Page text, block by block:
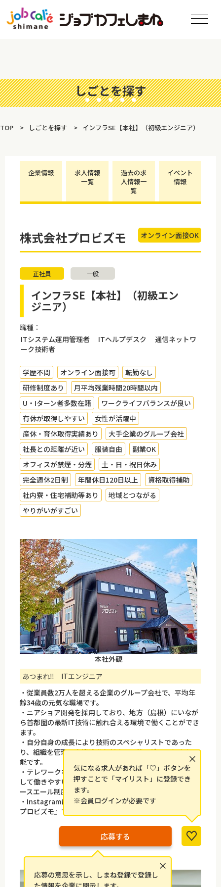
しごとを探す
TOP しごとを探す インフラSE【本社】（初級エンジニア）
企業情報
求人情報
一覧
過去の求
人情報一
覧
イベント
情報
株式会社プロビズモ オンライン面接OK
正社員 一般
インフラSE【本社】（初級エン
ジニア）
職種：
ITシステム運用管理者 ITヘルプデスク 通信ネットワ
ーク技術者
学歴不問 オンライン面接可
転勤なし
研修制度あり
月平均残業時間20時間以内
U・Iターン者多数在籍
ワークライフバランスが良い
有休が取得しやすい
女性が活躍中
産休・育休取得実績あり
大手企業のグループ会社
社長との距離が近い
服装自由
副業OK
オフィスが禁煙・分煙
土・日・祝日休み
完全週休2日制
年間休日120日以上
資格取得補助
社内寮・住宅補助等あり
地域とつながる
やりがいがすごい
本社外観
あつまれ‼ ITエンジニア
・従業員数2万人を超える企業のグループ会社で、平均年
齢34歳の元気な職場です。
・ニアショア開発を採用しており、地方（島根）にいなが
ら首都圏の最新IT技術に触れ合える環境で働くことができ
ます。
・自分自身の成長により技術のスペシャリストであった
り、組織を管理し事業推進を任される管理職への転身も可
能です。
・テレワークなど働き方も充実しており、2019年から連続
して働きやすい優良な企業として、厚生労働大臣認定「ユ
ースエール制度」に認定されています。
・Instagramにて会社の雰囲気や情報を随時発信中！『#
プロビズモ』でぜひご覧ください。
応募する
×
応募の意思を示し、しまね登録で登録し
×
気になる求人があれば「♡」ボタンを
押すことで「マイリスト」に登録でき
ます。
※会員ログインが必要です